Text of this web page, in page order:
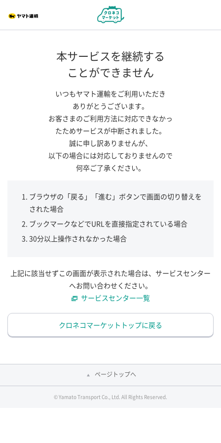
本サービスを継続する
ことができません
いつもヤマト運輸をご利用いただき
ありがとうございます。
お客さまのご利用方法に対応できなかっ
たためサービスが中断されました。
誠に申し訳ありませんが、
以下の場合には対応しておりませんので
何卒ご了承ください。
ブラウザの「戻る」「進む」ボタンで画面の切り替えを
された場合
ブックマークなどでURLを直接指定されている場合
30分以上操作されなかった場合
上記に該当せずこの画面が表示された場合は、サービスセンター
へお問い合わせください。
サービスセンター一覧
クロネコマーケットトップに戻る
ページトップへ
© Yamato Transport Co., Ltd. All Rights Reserved.